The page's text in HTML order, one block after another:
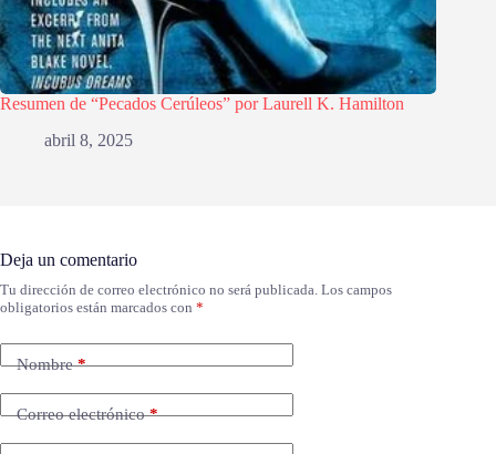
Resumen de “Pecados Cerúleos” por Laurell K. Hamilton
abril 8, 2025
Deja un comentario
Tu dirección de correo electrónico no será publicada. Los campos
obligatorios están marcados con *
Nombre*
Correo electrónico*